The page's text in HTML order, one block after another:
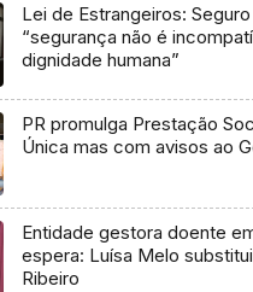
Lei de Estrangeiros:
“segurança não é
dignidade humana”
PR promulga Prestação
Única mas com avisos ao
Entidade gestora doente
espera: Luísa Melo
Ribeiro